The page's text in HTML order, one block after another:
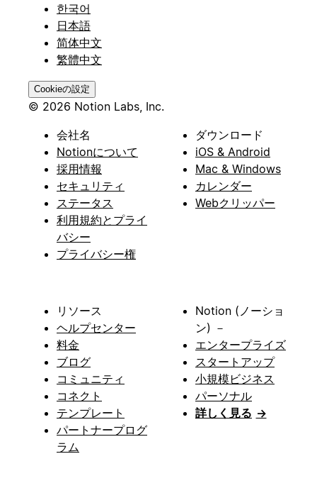
한국어
日本語
简体中文
繁體中文
Cookieの設定
© 2026 Notion Labs, Inc.
会社名
Notionについて
採用情報
セキュリティ
ステータス
利用規約とプライ
バシー
プライバシー権
ダウンロード
iOS & Android
Mac & Windows
カレンダー
Webクリッパー
リソース
ヘルプセンター
料金
ブログ
コミュニティ
コネクト
テンプレート
パートナープログ
ラム
Notion (ノーショ
ン) －
エンタープライズ
スタートアップ
小規模ビジネス
パーソナル
詳しく見る →